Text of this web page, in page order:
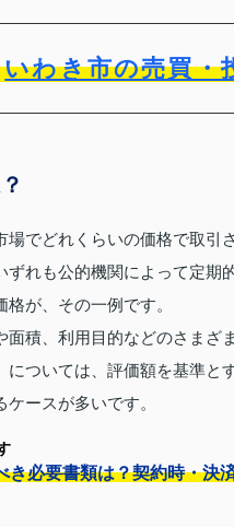
いわき市の売買・
場でどれくらいの価格で取
れも公的機関によって定期
が、その一例です。
積、利用目的などのさまざ
については、評価額を基準
ースが多いです。
き必要書類は？契約時・決